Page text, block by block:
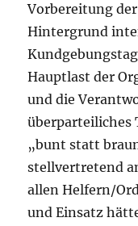
Vorbereitung
Hintergrund
Hauptlast der
und die
überparteiliches
„bunt statt
stellvertretend
allen Helfern/
und Einsatz